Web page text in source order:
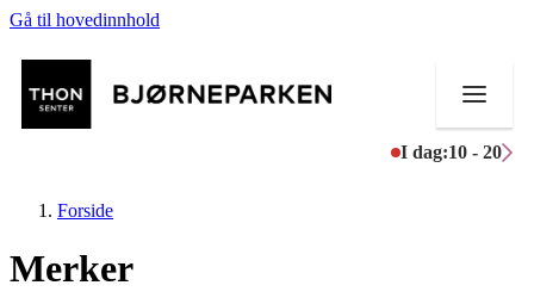
Gå til hovedinnhold
I dag:10 - 20
Forside
Merker